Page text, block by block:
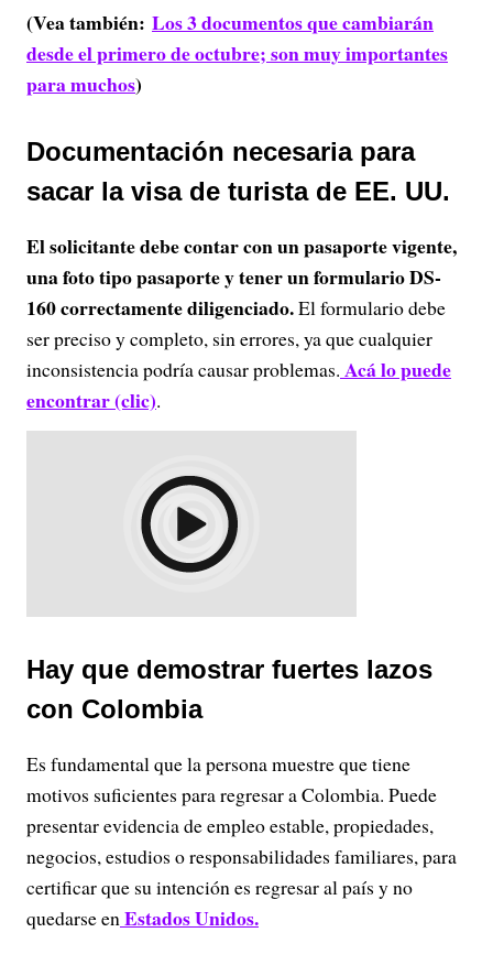
(Vea también: Los 3 documentos que cambiarán
desde el primero de octubre; son muy importantes
para muchos)
Documentación necesaria para
sacar la visa de turista de EE. UU.
El solicitante debe contar con un pasaporte vigente,
una foto tipo pasaporte y tener un formulario DS-
160 correctamente diligenciado.El formulario debe
ser preciso y completo, sin errores, ya que cualquier
inconsistencia podría causar problemas. Acá lo puede
encontrar (clic).
Hay que demostrar fuertes lazos
con Colombia
Es fundamental que la persona muestre que tiene
motivos suficientes para regresar a Colombia. Puede
presentar evidencia de empleo estable, propiedades,
negocios, estudios o responsabilidades familiares, para
certificar que su intención es regresar al país y no
quedarse enEstados Unidos.